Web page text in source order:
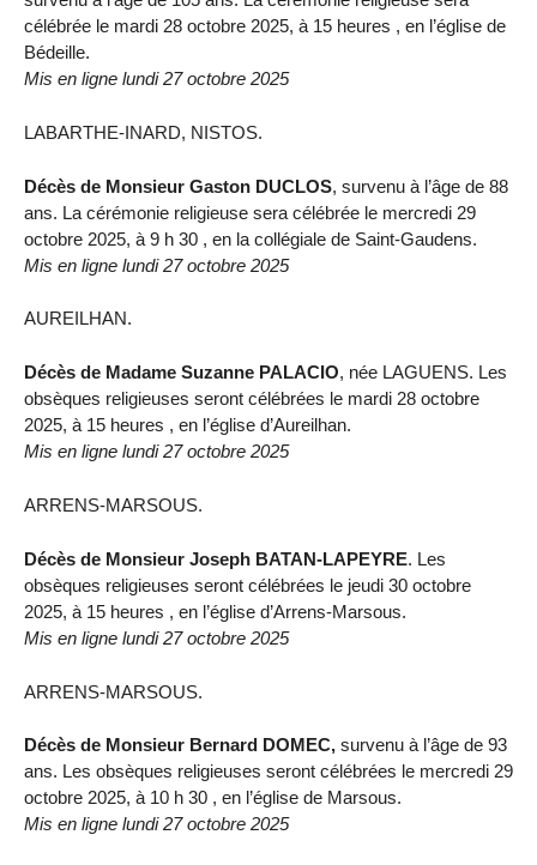
célébrée le mardi 28 octobre 2025, à 15 heures , en l’église de
Bédeille.
Mis en ligne lundi 27 octobre 2025
LABARTHE-INARD, NISTOS.
Décès de Monsieur Gaston DUCLOS, survenu à l’âge de 88
ans. La cérémonie religieuse sera célébrée le mercredi 29
octobre 2025, à 9 h 30 , en la collégiale de Saint-Gaudens.
Mis en ligne lundi 27 octobre 2025
AUREILHAN.
Décès de Madame Suzanne PALACIO, née LAGUENS. Les
obsèques religieuses seront célébrées le mardi 28 octobre
2025, à 15 heures , en l’église d’Aureilhan.
Mis en ligne lundi 27 octobre 2025
ARRENS-MARSOUS.
Décès de Monsieur Joseph BATAN-LAPEYRE. Les
obsèques religieuses seront célébrées le jeudi 30 octobre
2025, à 15 heures , en l’église d’Arrens-Marsous.
Mis en ligne lundi 27 octobre 2025
ARRENS-MARSOUS.
Décès de Monsieur Bernard DOMEC, survenu à l’âge de 93
ans. Les obsèques religieuses seront célébrées le mercredi 29
octobre 2025, à 10 h 30 , en l’église de Marsous.
Mis en ligne lundi 27 octobre 2025